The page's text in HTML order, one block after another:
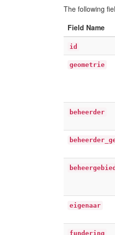
The following
Field Name
id
geometrie
beheerder
beheergebied
eigenaar
fundering